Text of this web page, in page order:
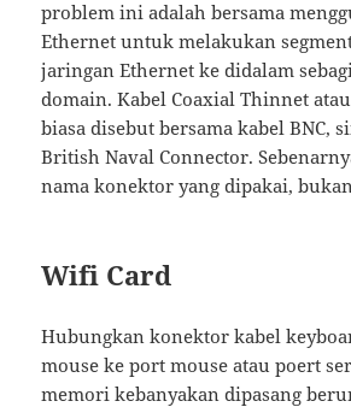
problem ini adalah bersama
Ethernet untuk melakukan
jaringan Ethernet ke didalam
domain. Kabel Coaxial Thinnet
biasa disebut bersama kabel BNC,
British Naval Connector.
nama konektor yang dipakai,
Wifi Card
Hubungkan konektor kabel
mouse ke port mouse atau poert
memori kebanyakan dipasang